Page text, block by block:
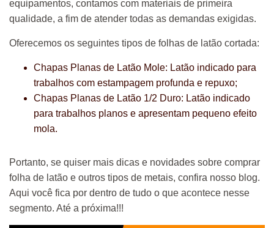
equipamentos, contamos com materiais de primeira
qualidade, a fim de atender todas as demandas exigidas.
Oferecemos os seguintes tipos de folhas de latão cortada:
Chapas Planas de Latão Mole: Latão indicado para
trabalhos com estampagem profunda e repuxo;
Chapas Planas de Latão 1/2 Duro: Latão indicado
para trabalhos planos e apresentam pequeno efeito
mola.
Portanto, se quiser mais dicas e novidades sobre comprar
folha de latão e outros tipos de metais, confira nosso blog.
Aqui você fica por dentro de tudo o que acontece nesse
segmento. Até a próxima!!!